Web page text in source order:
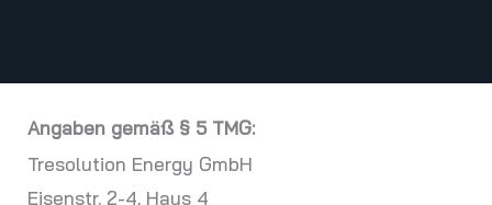
Angaben gemäß § 5 TMG:
Tresolution Energy GmbH
Eisenstr. 2-4, Haus 4